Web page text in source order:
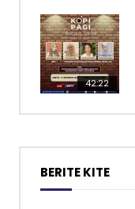
42:22
BERITE KITE